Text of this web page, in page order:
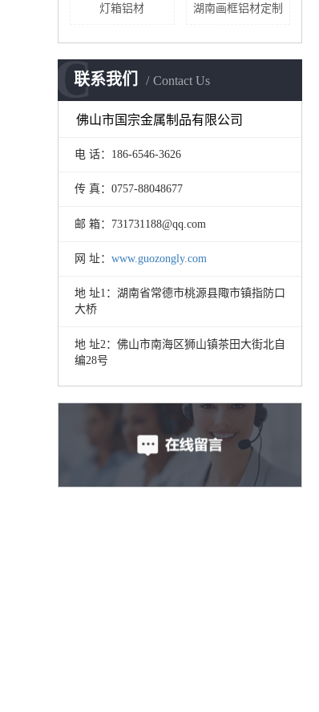
灯箱铝材 湖南画框铝材定制
联系我们 Contact Us
C
佛山市国宗金属制品有限公司
电 话：186-6546-3626
传 真：0757-88048677
邮 箱：731731188@qq.com
网 址： www.guozongly.com
地 址1：湖南省常德市桃源县陬市镇指防口
大桥
地 址2：佛山市南海区狮山镇茶田大街北自
编28号